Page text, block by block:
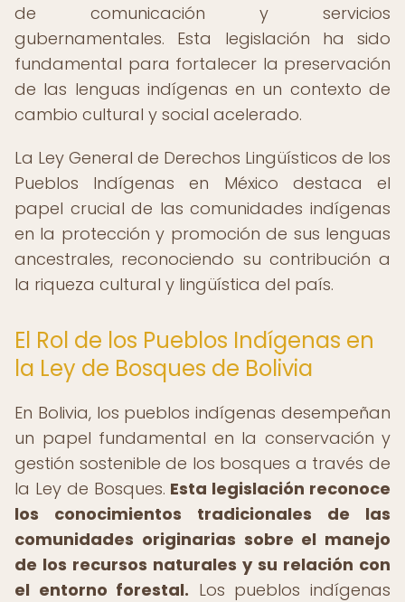
de comunicación y servicios
gubernamentales. Esta legislación ha sido
fundamental para fortalecer la preservación
de las lenguas indígenas en un contexto de
cambio cultural y social acelerado.
La Ley General de Derechos Lingüísticos de los
Pueblos Indígenas en México destaca el
papel crucial de las comunidades indígenas
en la protección y promoción de sus lenguas
ancestrales, reconociendo su contribución a
la riqueza cultural y lingüística del país.
El Rol de los Pueblos Indígenas en
la Ley de Bosques de Bolivia
En Bolivia, los pueblos indígenas desempeñan
un papel fundamental en la conservación y
gestión sostenible de los bosques a través de
la Ley de Bosques. Esta legislación reconoce
los conocimientos tradicionales de las
comunidades originarias sobre el manejo
de los recursos naturales y su relación con
el entorno forestal. Los pueblos indígenas